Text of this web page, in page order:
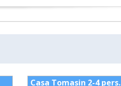
Casa Tomasin 2-4 pers.